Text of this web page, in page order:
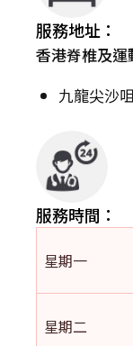
服務地址：
香港脊椎及
九龍尖沙
服務時間：
星期一
星期二